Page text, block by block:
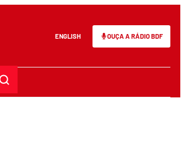
ENGLISH OUÇA A RÁDIO BDF